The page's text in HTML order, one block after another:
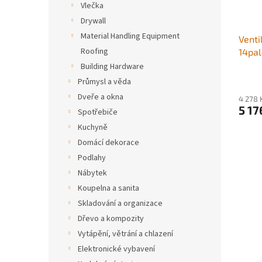
Vlečka
Drywall
Material Handling Equipment
Roofing
Building Hardware
Průmysl a věda
Dveře a okna
Spotřebiče
Kuchyně
Domácí dekorace
Podlahy
Nábytek
Koupelna a sanita
Skladování a organizace
Dřevo a kompozity
Vytápění, větrání a chlazení
Elektronické vybavení
4 278
5